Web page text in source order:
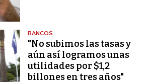
BANCOS
"No subimos las tasas y
aún así logramos unas
utilidades por $1,2
billones en tres años"